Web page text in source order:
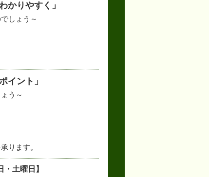
かりやすく」
しょう～
イント」
う～
ります。
・土曜日】